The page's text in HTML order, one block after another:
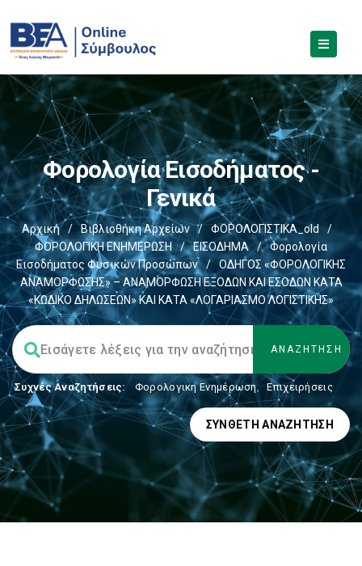
Φορολογία Εισοδήματος -
Γενικά
Αρχική / Βιβλιοθήκη Αρχείων / ΦΟΡΟΛΟΓΙΣΤΙΚΑ_old
/
ΦΟΡΟΛΟΓΙΚΗ ΕΝΗΜΕΡΩΣΗ
/ ΕΙΣΟΔΗΜΑ /
Φορολογία
Εισοδήματος Φυσικών Προσώπων
/
ΟΔΗΓΟΣ «ΦΟΡΟΛΟΓΙΚΗΣ
ΑΝΑΜΟΡΦΩΣΗΣ» – ΑΝΑΜΟΡΦΩΣΗ ΕΞΟΔΩΝ ΚΑΙ ΕΣΟΔΩΝ ΚΑΤΑ
«ΚΩΔΙΚΟ ΔΗΛΩΣΕΩΝ» ΚΑΙ ΚΑΤΑ «ΛΟΓΑΡΙΑΣΜΟ ΛΟΓΙΣΤΙΚΗΣ»
Συχνές Αναζητήσεις: Φορολογικη Ενημέρωση, Επιχειρήσεις
ΣΎΝΘΕΤΗ ΑΝΑΖΉΤΗΣΗ